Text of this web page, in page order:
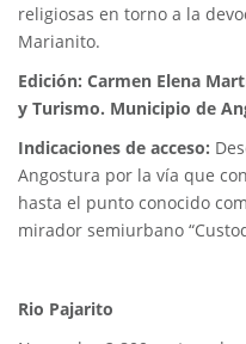
religiosas en torno a la
Marianito.
Edición: Carmen Elena
y Turismo. Municipio de
Indicaciones de acceso:
Angostura por la vía que
hasta el punto conocido
mirador semiurbano
Rio Pajarito